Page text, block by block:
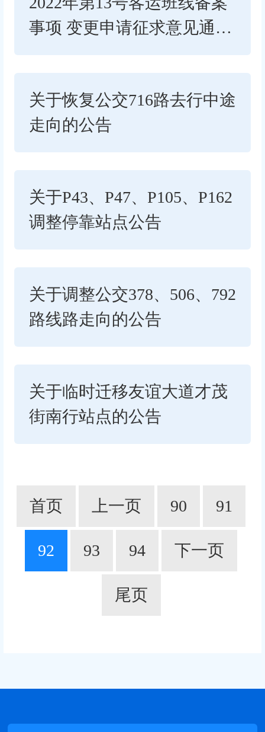
事项 变更申请征求意见通知
关于恢复公交716路去行中途
走向的公告
关于P43、P47、P105、P162
调整停靠站点公告
关于调整公交378、506、792
路线路走向的公告
关于临时迁移友谊大道才茂
街南行站点的公告
首页 上一页 90 91
92 93 94 下一页
尾页